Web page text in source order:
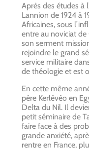
Après des études à
Lannion de 1924 à
Africaines, sous
entre au noviciat
son serment
rejoindre le grand
service militaire
de théologie et est
En cette même
père Kerlévéo en
Delta du Nil. Il
petit séminaire de
faire face à des
grande anxiété,
rentre en France,